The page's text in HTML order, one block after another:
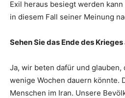
Exil heraus besiegt werden
in diesem Fall seiner Meinung
Sehen Sie das Ende des Krieges
Ja, wir beten dafür und glauben,
wenige Wochen dauern könnte.
Menschen im Iran. Unsere